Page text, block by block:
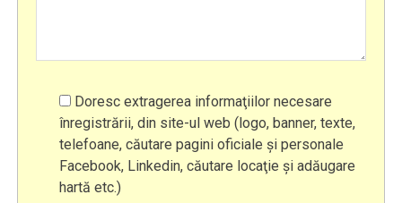
Doresc extragerea informaţiilor necesare
înregistrării, din site-ul web (logo, banner, texte,
telefoane, căutare pagini oficiale şi personale
Facebook, Linkedin, căutare locaţie şi adăugare
hartă etc.)